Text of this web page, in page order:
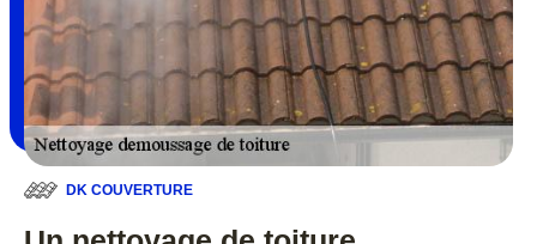
DK COUVERTURE